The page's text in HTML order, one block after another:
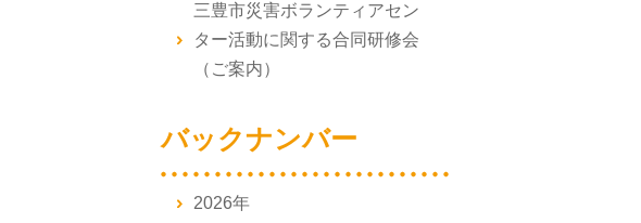
三豊市災害ボランティアセン
ター活動に関する合同研修会
（ご案内）
バックナンバー
2026年